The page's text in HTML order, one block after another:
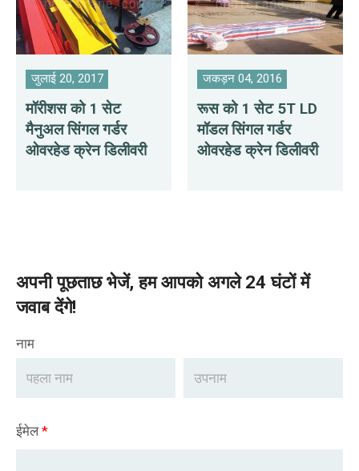
जुलाई 20, 2017
मॉरीशस को 1 सेट
मैनुअल सिंगल गर्डर
ओवरहेड क्रेन डिलीवरी
जकड़न 04, 2016
रूस को 1 सेट 5T LD
मॉडल सिंगल गर्डर
ओवरहेड क्रेन डिलीवरी
अपनी पूछताछ भेजें, हम आपको अगले 24 घंटों में
जवाब देंगे!
नाम
ईमेल*